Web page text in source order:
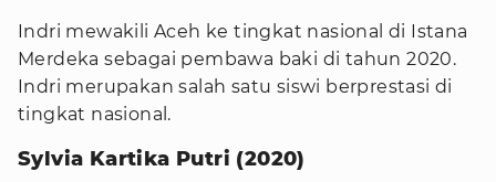
Indri mewakili Aceh ke tingkat nasional di Istana
Merdeka sebagai pembawa baki di tahun 2020.
Indri merupakan salah satu siswi berprestasi di
tingkat nasional.
Sylvia Kartika Putri (2020)